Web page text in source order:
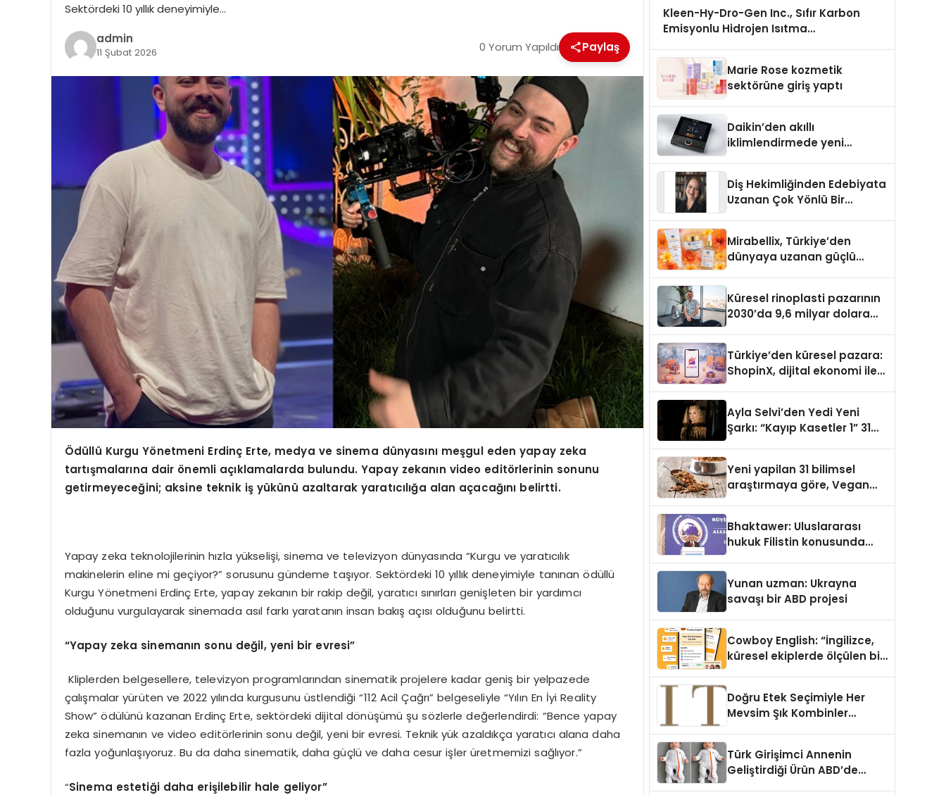
Sektördeki 10 yıllık deneyimiyle…
admin
11 Şubat 2026 0 Yorum Yapıldı Paylaş
Ödüllü Kurgu Yönetmeni Erdinç Erte, medya ve sinema dünyasını meşgul eden yapay zeka
tartışmalarına dair önemli açıklamalarda bulundu. Yapay zekanın video editörlerinin sonunu
getirmeyeceğini; aksine teknik iş yükünü azaltarak yaratıcılığa alan açacağını belirtti.
Yapay zeka teknolojilerinin hızla yükselişi, sinema ve televizyon dünyasında “Kurgu ve yaratıcılık
makinelerin eline mi geçiyor?” sorusunu gündeme taşıyor. Sektördeki 10 yıllık deneyimiyle tanınan ödüllü
Kurgu Yönetmeni Erdinç Erte, yapay zekanın bir rakip değil, yaratıcı sınırları genişleten bir yardımcı
olduğunu vurgulayarak sinemada asıl farkı yaratanın insan bakış açısı olduğunu belirtti.
“Yapay zeka sinemanın sonu değil, yeni bir evresi”
Kliplerden belgesellere, televizyon programlarından sinematik projelere kadar geniş bir yelpazede
çalışmalar yürüten ve 2022 yılında kurgusunu üstlendiği “112 Acil Çağrı” belgeseliyle “Yılın En İyi Reality
Show” ödülünü kazanan Erdinç Erte, sektördeki dijital dönüşümü şu sözlerle değerlendirdi: “Bence yapay
zeka sinemanın ve video editörlerinin sonu değil, yeni bir evresi. Teknik yük azaldıkça yaratıcı alana daha
fazla yoğunlaşıyoruz. Bu da daha sinematik, daha güçlü ve daha cesur işler üretmemizi sağlıyor.”
“Sinema estetiği daha erişilebilir hale geliyor”
Kleen-Hy-Dro-Gen Inc., Sıfır Karbon
Emisyonlu Hidrojen Isıtma
Onaylarını Aldı
Marie Rose kozmetik
sektörüne giriş yaptı
Daikin’den akıllı
iklimlendirmede yeni
Diş Hekimliğinden Edebiyata
Uzanan Çok Yönlü Bir
Mirabellix, Türkiye’den
dünyaya uzanan güçlü
Küresel rinoplasti pazarının
2030’da 9,6 milyar dolara
Türkiye’den küresel pazara:
ShopinX, dijital ekonomi ile
Ayla Selvi’den Yedi Yeni
Şarkı: “Kayıp Kasetler 1” 31
Yeni yapilan 31 bilimsel
araştırmaya göre, Vegan
Sindirildiğini Ortaya Koydu
Bhaktawer: Uluslararası
hukuk Filistin konusunda
Yunan uzman: Ukrayna
savaşı bir ABD projesi
Cowboy English: “İngilizce,
küresel ekiplerde ölçülen bir
Doğru Etek Seçimiyle Her
Mevsim Şık Kombinler
Türk Girişimci Annenin
Geliştirdiği Ürün ABD’de